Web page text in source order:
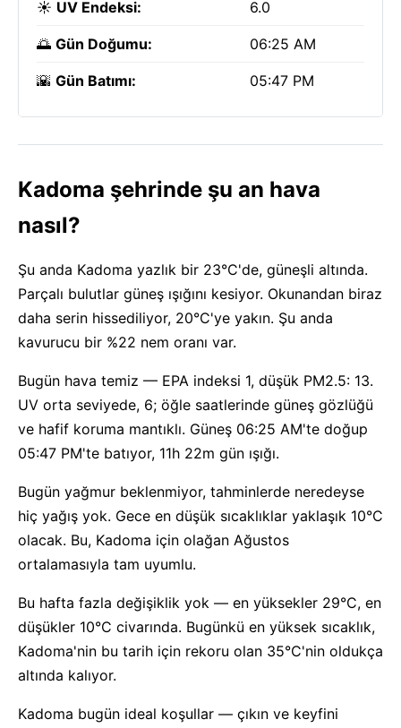
☀️ UV Endeksi: 6.0
🌅 Gün Doğumu: 06:25 AM
🌇 Gün Batımı: 05:47 PM
Kadoma şehrinde şu an hava
nasıl?
Şu anda Kadoma yazlık bir 23°C'de, güneşli altında.
Parçalı bulutlar güneş ışığını kesiyor. Okunandan biraz
daha serin hissediliyor, 20°C'ye yakın. Şu anda
kavurucu bir %22 nem oranı var.
Bugün hava temiz — EPA indeksi 1, düşük PM2.5: 13.
UV orta seviyede, 6; öğle saatlerinde güneş gözlüğü
ve hafif koruma mantıklı. Güneş 06:25 AM'te doğup
05:47 PM'te batıyor, 11h 22m gün ışığı.
Bugün yağmur beklenmiyor, tahminlerde neredeyse
hiç yağış yok. Gece en düşük sıcaklıklar yaklaşık 10°C
olacak. Bu, Kadoma için olağan Ağustos
ortalamasıyla tam uyumlu.
Bu hafta fazla değişiklik yok — en yüksekler 29°C, en
düşükler 10°C civarında. Bugünkü en yüksek sıcaklık,
Kadoma'nin bu tarih için rekoru olan 35°C'nin oldukça
altında kalıyor.
Kadoma bugün ideal koşullar — çıkın ve keyfini